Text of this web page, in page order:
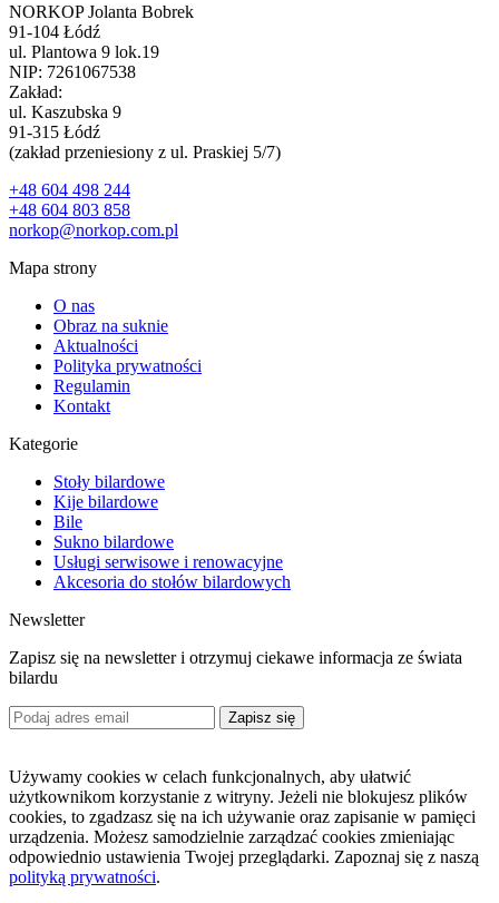
NORKOP Jolanta Bobrek
91-104 Łódź
ul. Plantowa 9 lok.19
NIP: 7261067538
Zakład:
ul. Kaszubska 9
91-315 Łódź
(zakład przeniesiony z ul. Praskiej 5/7)
+48 604 498 244
+48 604 803 858
norkop@norkop.com.pl
Mapa strony
O nas
Obraz na suknie
Aktualności
Polityka prywatności
Regulamin
Kontakt
Kategorie
Stoły bilardowe
Kije bilardowe
Bile
Sukno bilardowe
Usługi serwisowe i renowacyjne
Akcesoria do stołów bilardowych
Newsletter
Zapisz się na newsletter i otrzymuj ciekawe informacja ze świata
bilardu
Zapisz się
Używamy cookies w celach funkcjonalnych, aby ułatwić
użytkownikom korzystanie z witryny. Jeżeli nie blokujesz plików
cookies, to zgadzasz się na ich używanie oraz zapisanie w pamięci
urządzenia. Możesz samodzielnie zarządzać cookies zmieniając
odpowiednio ustawienia Twojej przeglądarki. Zapoznaj się z naszą
polityką prywatności.